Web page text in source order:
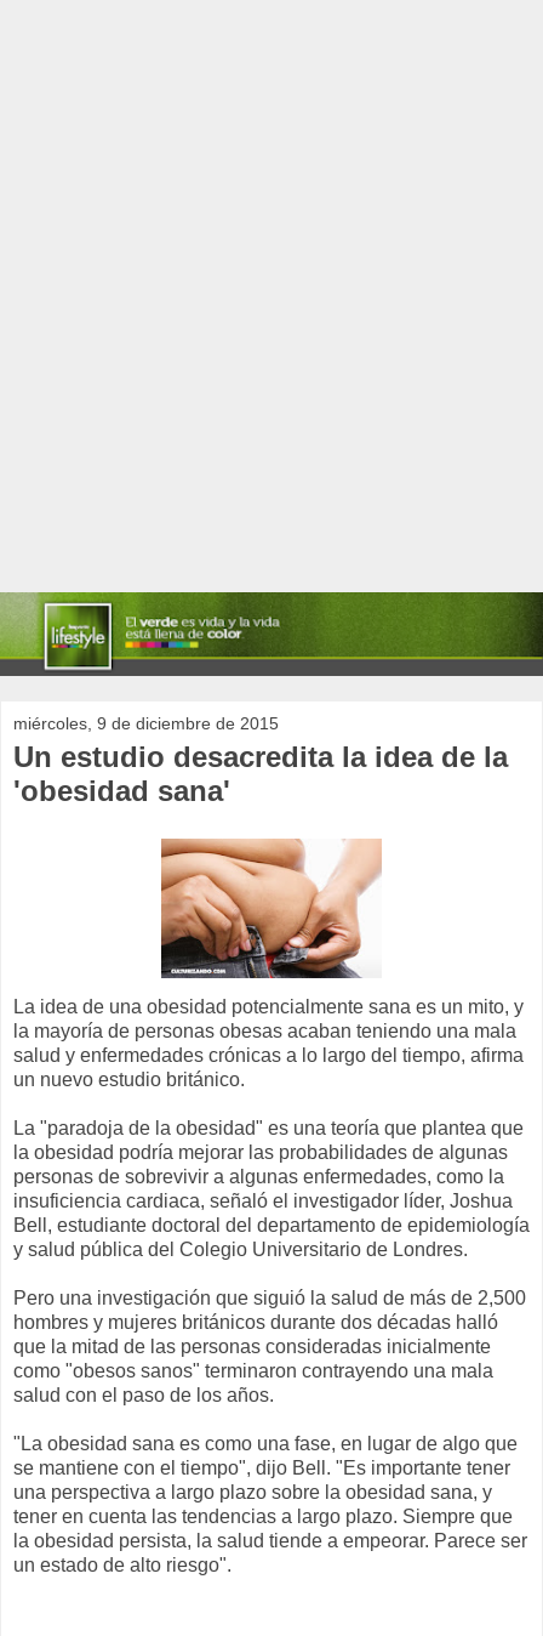
miércoles, 9 de diciembre de 2015
Un estudio desacredita la idea de la
'obesidad sana'
La idea de una obesidad potencialmente sana es un mito, y
la mayoría de personas obesas acaban teniendo una mala
salud y enfermedades crónicas a lo largo del tiempo, afirma
un nuevo estudio británico.
La "paradoja de la obesidad" es una teoría que plantea que
la obesidad podría mejorar las probabilidades de algunas
personas de sobrevivir a algunas enfermedades, como la
insuficiencia cardiaca, señaló el investigador líder, Joshua
Bell, estudiante doctoral del departamento de epidemiología
y salud pública del Colegio Universitario de Londres.
Pero una investigación que siguió la salud de más de 2,500
hombres y mujeres británicos durante dos décadas halló
que la mitad de las personas consideradas inicialmente
como "obesos sanos" terminaron contrayendo una mala
salud con el paso de los años.
"La obesidad sana es como una fase, en lugar de algo que
se mantiene con el tiempo", dijo Bell. "Es importante tener
una perspectiva a largo plazo sobre la obesidad sana, y
tener en cuenta las tendencias a largo plazo. Siempre que
la obesidad persista, la salud tiende a empeorar. Parece ser
un estado de alto riesgo".